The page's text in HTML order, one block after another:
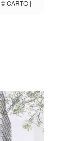
CARTO |